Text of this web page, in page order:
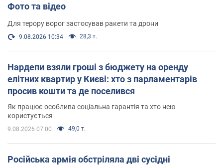
Фото та відео
Для терору ворог застосував ракети та дрони
9.08.2026 10:34 28,3 т.
Нардепи взяли гроші з бюджету на оренду
елітних квартир у Києві: хто з парламентарів
просив кошти та де поселився
Як працює особлива соціальна гарантія та хто нею
користується
9.08.2026 07:00 49,0 т.
Російська армія обстріляла дві сусідні